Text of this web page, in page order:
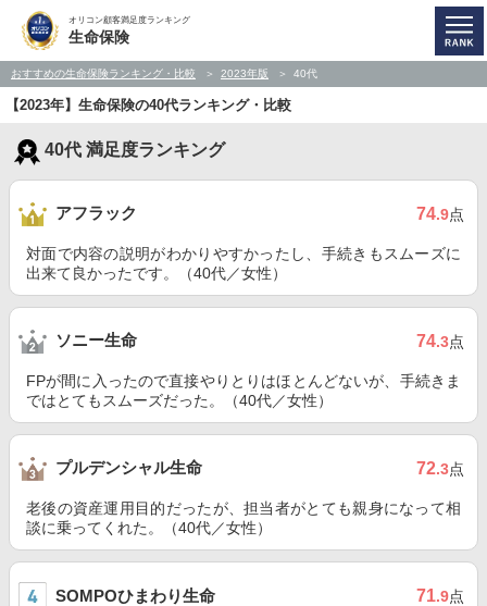
オリコン顧客満足度ランキング
生命保険
おすすめの生命保険ランキング・比較 2023年版 40代
【2023年】生命保険の40代ランキング・比較
40代 満足度ランキング
アフラック 74.9点
対面で内容の説明がわかりやすかったし、手続きもスムーズに
出来て良かったです。（40代／女性）
ソニー生命 74.3点
FPが間に入ったので直接やりとりはほとんどないが、手続きま
ではとてもスムーズだった。（40代／女性）
プルデンシャル生命 72.3点
老後の資産運用目的だったが、担当者がとても親身になって相
談に乗ってくれた。（40代／女性）
SOMPOひまわり生命 71.9点